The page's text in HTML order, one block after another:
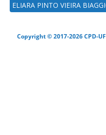
ELIARA PINTO VIEIRA
Copyright © 2017-2026 CPD-